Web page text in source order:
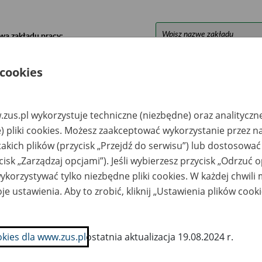
zakładu pracy:
pracy
Miejsce
przechowywania
dokumentów
Nr zespołu akt w
archiwum
państwowym
Daty
STOVIT
Poznańska 15 62-080
Góra
wykorzystuje techniczne (niezbędne) oraz
pliki cookies. Możesz zaakceptować wykorzystanie przez
plików (przycisk „Przejdź do serwisu”) lub
„Zarządzaj opcjami”). Jeśli wybierzesz przycisk „Odrzuć
tylko niezbędne pliki cookies. W każdej chwili
ustawienia. Aby to zrobić, kliknij „Ustawienia plików
dla www.zus.plostatnia aktualizacja 19.08.2024 r.